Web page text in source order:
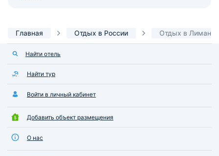
Главная Отдых в России Отдых в Лимане
Найти отель
Найти тур
Войти в личный кабинет
Добавить объект размещения
О нас